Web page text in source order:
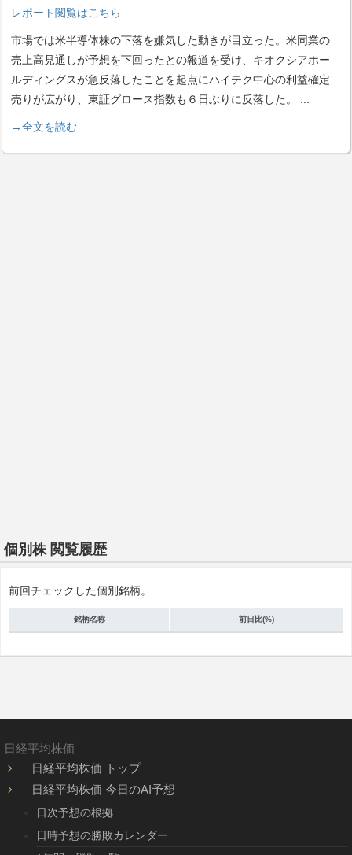
レポート閲覧はこちら
市場では米半導体株の下落を嫌気した動きが目立った。米同業の
売上高見通しが予想を下回ったとの報道を受け、キオクシアホー
ルディングスが急反落したことを起点にハイテク中心の利益確定
売りが広がり、東証グロース指数も６日ぶりに反落した。
→全文を読む
個別株 閲覧履歴
前回チェックした個別銘柄。
銘柄名称 前日比(%)
日経平均株価
日経平均株価 トップ
日経平均株価 今日のAI予想
日次予想の根拠
日時予想の勝敗カレンダー